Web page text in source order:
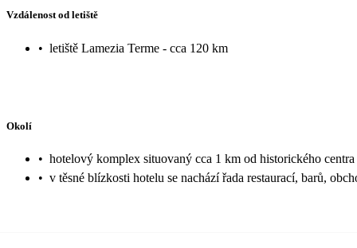
Vzdálenost od letiště
• letiště Lamezia Terme - cca 120 km
Okolí
• hotelový komplex situovaný cca 1 km od historického centra
• v těsné blízkosti hotelu se nachází řada restaurací, barů,